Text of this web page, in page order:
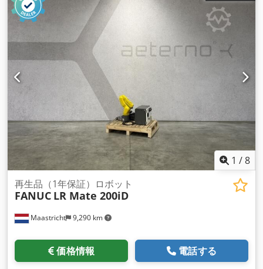
1 /8
Maastricht 9,290 km
再生品（1年保証）ロボット
FANUC LR Mate 200iD
価格情報 電話する